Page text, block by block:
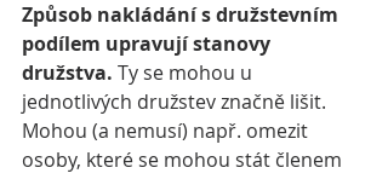
Způsob nakládání s družstevním
podílem upravují stanovy
družstva. Ty se mohou u
jednotlivých družstev značně lišit.
Mohou (a nemusí) např. omezit
osoby, které se mohou stát členem